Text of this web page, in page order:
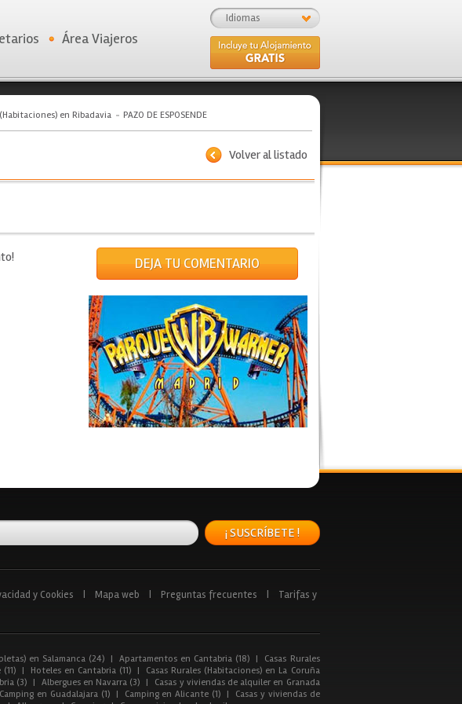
Idiomas
Área Viajeros
en Ribadavia PAZO DE ESPOSENDE
Volver al listado
DEJA TU COMENTARIO
¡ SUSCRÍBETE !
y Cookies Mapa web Preguntas frecuentes
Tarifas y
en Salamanca (24) | Apartamentos en Cantabria (18) |
Casas Rurales
| Hoteles en Cantabria (11) |
Casas Rurales (Habitaciones) en La Coruña
(3) | Albergues en Navarra (3) |
Casas y viviendas de alquiler en Granada
Camping en Guadalajara (1) | Camping en Alicante (1) |
Casas y viviendas de